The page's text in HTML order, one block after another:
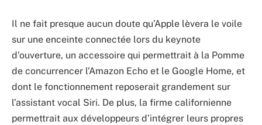
Il ne fait presque aucun doute qu’Apple lèvera le voile
sur une enceinte connectée lors du keynote
d’ouverture, un accessoire qui permettrait à la Pomme
de concurrencer l’Amazon Echo et le Google Home, et
dont le fonctionnement reposerait grandement sur
l’assistant vocal Siri. De plus, la firme californienne
permettrait aux développeurs d’intégrer leurs propres